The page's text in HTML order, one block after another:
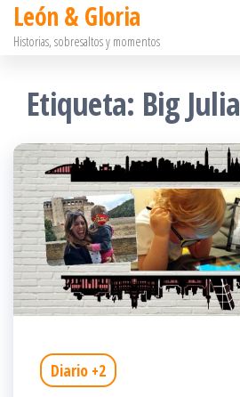
Saltar
contenido
León & Gloria
Historias, sobresaltos y momentos
Etiqueta: Big Julia
Diario +2